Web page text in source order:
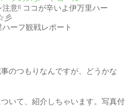
注意!! ココが辛いよ伊万里ハー
ハーフ観戦レポート
のつもりなんですが、どうかな
いて、紹介しちゃいます。写真付